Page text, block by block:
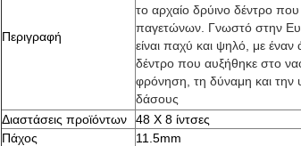
Περιγραφή
το αρχαίο δρύινο δέντρο
παγετώνων. Γνωστό στην
είναι παχύ και ψηλό, με έναν
δέντρο που αυξήθηκε στο
φρόνηση, τη δύναμη και την
δάσους
Διαστάσεις προϊόντων
48 X 8 ίντσες
Πάχος
11.5mm